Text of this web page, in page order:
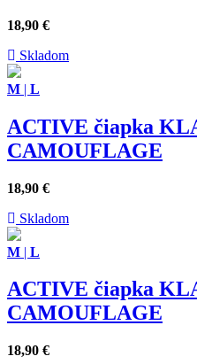
18,90 €
Skladom
M | L
ACTIVE čiapka
CAMOUFLAGE
18,90 €
Skladom
M | L
ACTIVE čiapka
CAMOUFLAGE
18,90 €